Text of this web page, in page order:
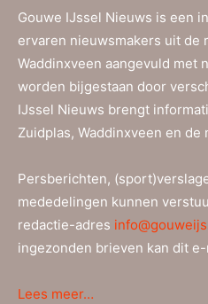
Gouwe IJssel Nieuws is een
ervaren nieuwsmakers uit de
Waddinxveen aangevuld met
worden bijgestaan door
IJssel Nieuws brengt
Zuidplas, Waddinxveen en
Persberichten,
mededelingen kunnen
redactie-adres
ingezonden brieven kan dit
Lees meer…